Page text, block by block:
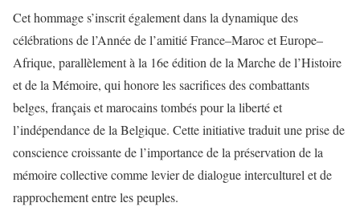
Cet hommage s’inscrit également dans la dynamique des
célébrations de l’Année de l’amitié France–Maroc et Europe–
Afrique, parallèlement à la 16e édition de la Marche de l’Histoire
et de la Mémoire, qui honore les sacrifices des combattants
belges, français et marocains tombés pour la liberté et
l’indépendance de la Belgique. Cette initiative traduit une prise de
conscience croissante de l’importance de la préservation de la
mémoire collective comme levier de dialogue interculturel et de
rapprochement entre les peuples.